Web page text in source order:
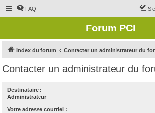
FAQ
Forum PCI
Index du forum Contacter un administrateur du
Contacter un administrateur du
Destinataire :
Administrateur
Votre adresse courriel :